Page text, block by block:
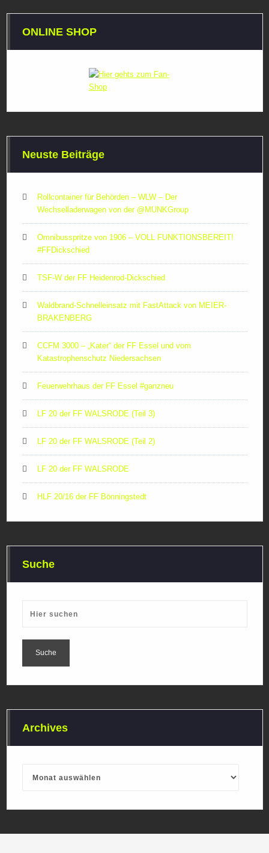
ONLINE SHOP
Neuste Beiträge
Rollcontainer für Behörden – WLW – Der
Wechselladerwagen von der ‪@MUNKGroup‬
Omnibusspritze von 1906 – VOLL FUNKTIONSBEREIT!
#FFDickschied
TSF-W der FF Heidenrod-Dickschied
Waldbrand-Schnelleinsatz mit FastAttack von MEIER-
BRAKENBERG
CCFM 3000 – „Kater“ der FF Essel und vom
Katastrophenschutz Niedersachsen
Feuerwehrhaus der FF Essel #ganzneu
LF 20 der FF WALSRODE (Teil 3)
LF 20 der FF WALSRODE (Teil 2)
LF 20 der FF WALSRODE
HLF 20/16 der FF Bönningstedt
Suche
Archives